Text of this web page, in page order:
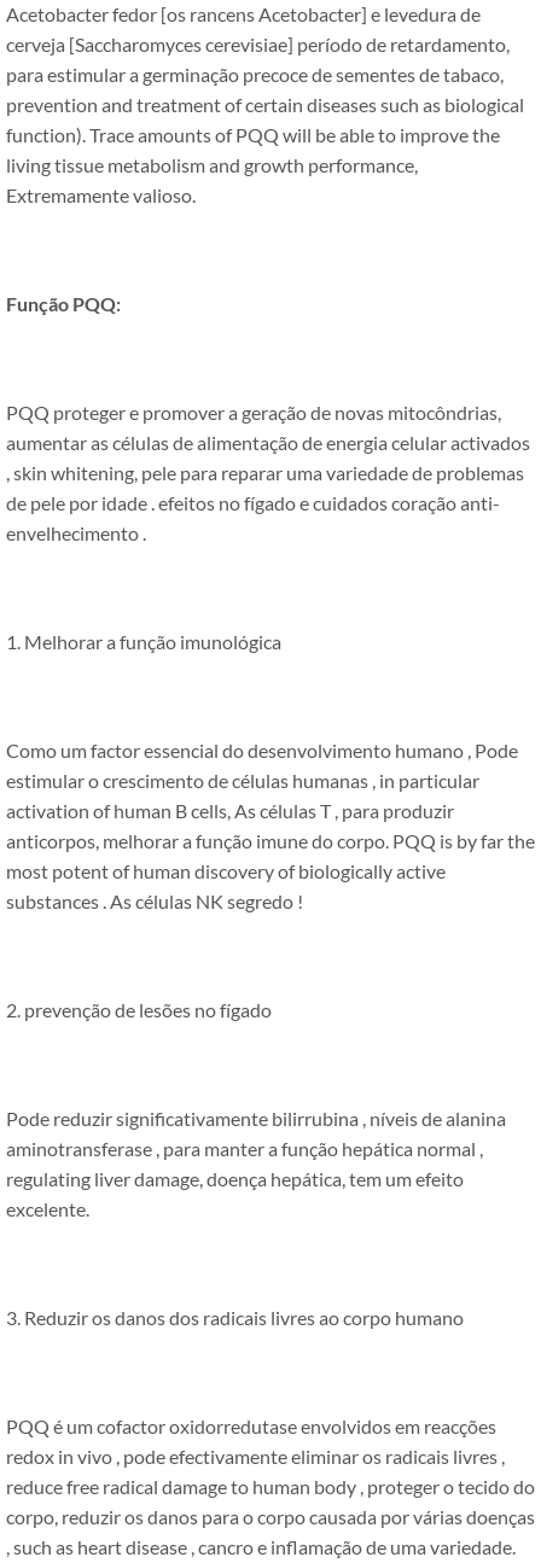
Acetobacter fedor [os rancens Acetobacter] e levedura de
cerveja [Saccharomyces cerevisiae] período de retardamento,
para estimular a germinação precoce de sementes de tabaco,
prevention and treatment of certain diseases such as biological
function).Trace amounts of PQQ will be able to improve the
living tissue metabolism and growth performance,
Extremamente valioso.
Função PQQ:
PQQ proteger e promover a geração de novas mitocôndrias,
aumentar as células de alimentação de energia celular activados
,skin whitening, pele para reparar uma variedade de problemas
de pele por idade . efeitos no fígado e cuidados coração anti-
envelhecimento .
1. Melhorar a função imunológica
Como um factor essencial do desenvolvimento humano , Pode
estimular o crescimento de células humanas , in particular
activation of human B cells, As células T , para produzir
anticorpos, melhorar a função imune do corpo. PQQ is by far the
most potent of human discovery of biologically active
substances . As células NK segredo !
2. prevenção de lesões no fígado
Pode reduzir significativamente bilirrubina , níveis de alanina
aminotransferase , para manter a função hepática normal ,
regulating liver damage, doença hepática, tem um efeito
excelente.
3. Reduzir os danos dos radicais livres ao corpo humano
PQQ é um cofactor oxidorredutase envolvidos em reacções
redox in vivo , pode efectivamente eliminar os radicais livres ,
reduce free radical damage to human body , proteger o tecido do
corpo, reduzir os danos para o corpo causada por várias doenças
,such as heart disease , cancro e inflamação de uma variedade.